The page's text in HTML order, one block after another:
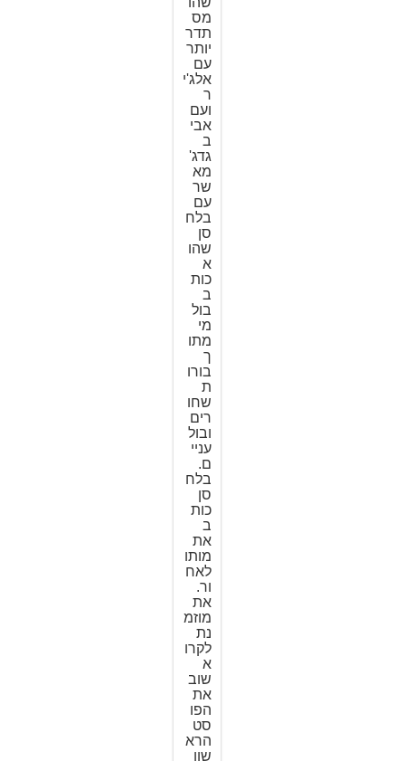
מס
תדר
יותר
עם
אלג'י
ר
ועם
אבי
ב
גדג'
מא
שר
עם
בלח
סן
שהו
א
כות
ב
בול
מי
מתו
ך
בורו
ת
שחו
רים
ובול
עניי
ם.
בלח
סן
כות
ב
את
מותו
לאח
ור.
את
מוזמ
נת
לקרו
א
שוב
את
הפו
סט
הרא
שון